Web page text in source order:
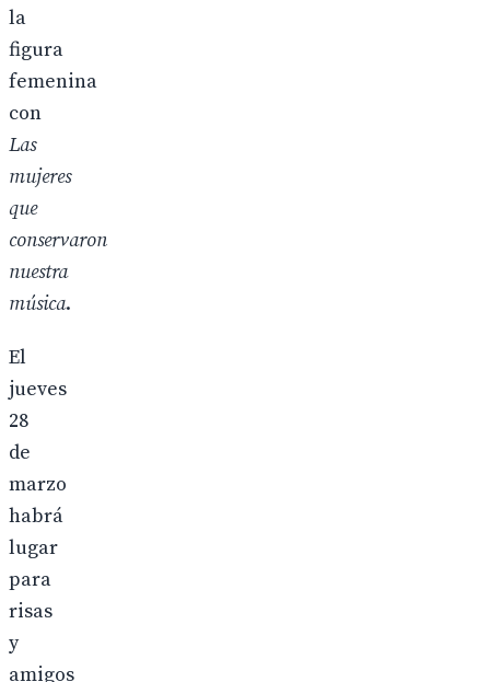
la
figura
femenina
con
Las
mujeres
que
conservaron
nuestra
música.
El
jueves
28
de
marzo
habrá
lugar
para
risas
y
amigos